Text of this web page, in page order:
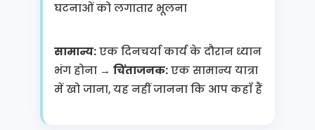
घटनाओं को लगातार भूलना
सामान्य:एक दिनचर्या कार्य के दौरान ध्यान
भंग होना → चिंताजनक:एक सामान्य यात्रा
में खो जाना, यह नहीं जानना कि आप कहाँ हैं